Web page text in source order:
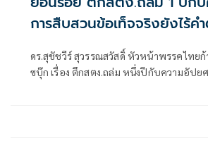
การสืบสวนข้อเท็จจริงยังไร้ค
ดร.สุชัชวีร์ สุวรรณสวัสดิ์ หัวหน้าพรรคไทยก้
ซบุ๊ก เรื่อง ตึกสตง.ถล่ม หนึ่งปีกับความอัปย